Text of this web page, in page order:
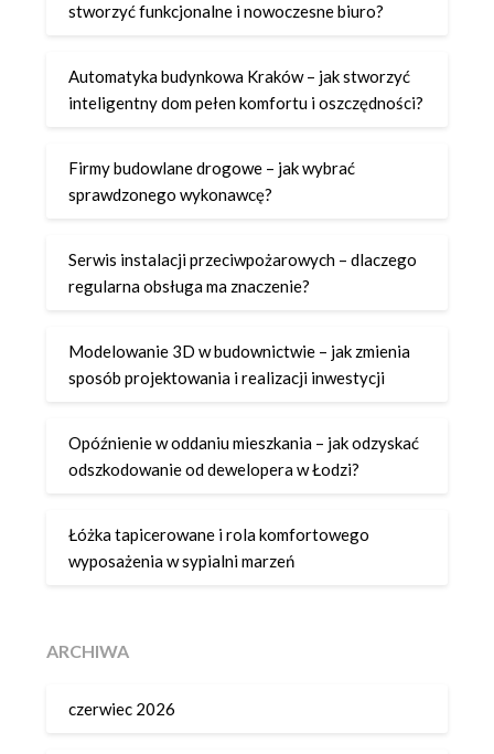
stworzyć funkcjonalne i nowoczesne biuro?
Automatyka budynkowa Kraków – jak stworzyć
inteligentny dom pełen komfortu i oszczędności?
Firmy budowlane drogowe – jak wybrać
sprawdzonego wykonawcę?
Serwis instalacji przeciwpożarowych – dlaczego
regularna obsługa ma znaczenie?
Modelowanie 3D w budownictwie – jak zmienia
sposób projektowania i realizacji inwestycji
Opóźnienie w oddaniu mieszkania – jak odzyskać
odszkodowanie od dewelopera w Łodzi?
Łóżka tapicerowane i rola komfortowego
wyposażenia w sypialni marzeń
ARCHIWA
czerwiec 2026